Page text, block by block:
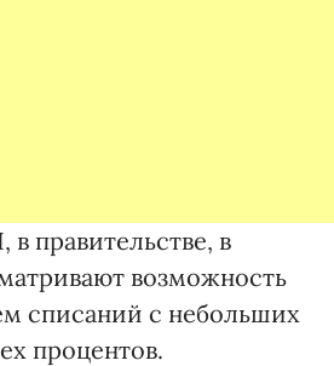
правительстве, в
возможность
списаний с небольших
процентов.